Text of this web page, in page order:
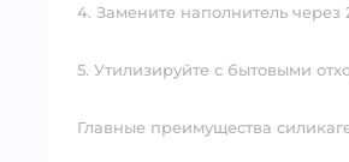
4. Замените наполнитель через
5. Утилизируйте с бытовыми
Главные преимущества